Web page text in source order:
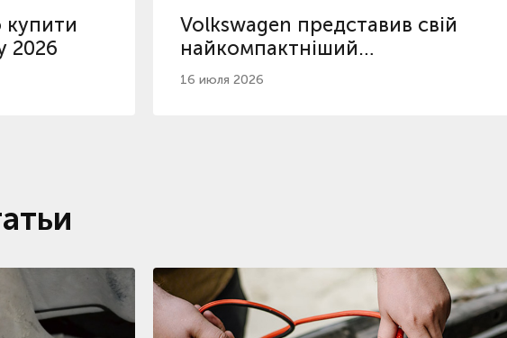
купити
2026
Volkswagen представив свій
найкомпактніший
електрокросовер ID. Cross
16 июля 2026